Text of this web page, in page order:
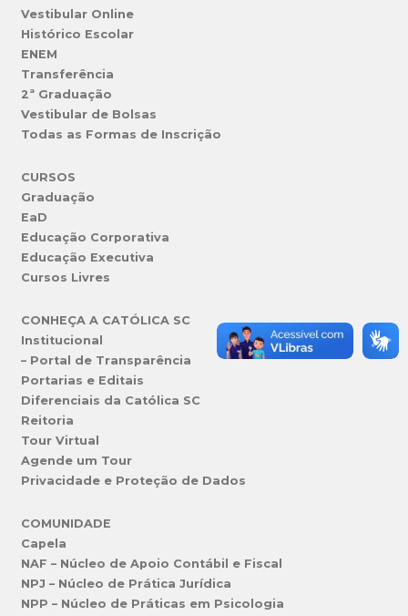
Vestibular Online
Histórico Escolar
ENEM
Transferência
2ª Graduação
Vestibular de Bolsas
Todas as Formas de Inscrição
CURSOS
Graduação
EaD
Educação Corporativa
Educação Executiva
Cursos Livres
CONHEÇA A CATÓLICA SC
Institucional
– Portal de Transparência
Portarias e Editais
Diferenciais da Católica SC
Reitoria
Tour Virtual
Agende um Tour
Privacidade e Proteção de Dados
COMUNIDADE
Capela
NAF – Núcleo de Apoio Contábil e Fiscal
NPJ – Núcleo de Prática Jurídica
NPP – Núcleo de Práticas em Psicologia